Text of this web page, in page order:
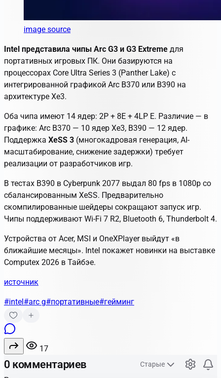
image source
Intel представила чипы Arc G3 и G3 Extreme для
портативных игровых ПК. Они базируются на
процессорах Core Ultra Series 3 (Panther Lake) с
интегрированной графикой Arc B370 или B390 на
архитектуре Xe3.
Оба чипа имеют 14 ядер: 2P + 8E + 4LP E. Различие — в
графике: Arc B370 — 10 ядер Xe3, B390 — 12 ядер.
Поддержка XeSS 3 (многокадровая генерация, AI-
масштабирование, снижение задержки) требует
реализации от разработчиков игр.
В тестах B390 в Cyberpunk 2077 выдал 80 fps в 1080p со
сбалансированным XeSS. Предварительно
скомпилированные шейдеры сокращают запуск игр.
Чипы поддерживают Wi-Fi 7 R2, Bluetooth 6, Thunderbolt 4.
Устройства от Acer, MSI и OneXPlayer выйдут «в
ближайшие месяцы». Intel покажет новинки на выставке
Computex 2026 в Тайбэе.
источник
#intel#arc g#портативные#гейминг
17
0 комментариев Старые